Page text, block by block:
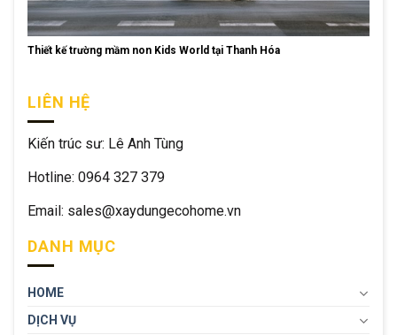
Thiết kế trường mầm non Kids World tại Thanh Hóa
LIÊN HỆ
Kiến trúc sư: Lê Anh Tùng
Hotline: 0964 327 379
Email: sales@xaydungecohome.vn
DANH MỤC
HOME
DỊCH VỤ